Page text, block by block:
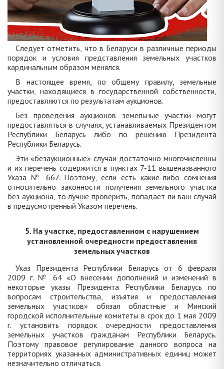
Следует отметить, что в Беларуси в различные периоды
порядок и условия представления земельных участков
кардинальным образом менялся.
В настоящее время, по общему правилу, земельные
участки, находящиеся в государственной собственности,
предоставляются по результатам аукционов.
Без проведения аукционов земельные участки могут
предоставляться в случаях, устанавливаемых Президентом
Республики Беларусь либо по решению Президента
Республики Беларусь.
Эти «безаукционные» случаи достаточно многочисленны
и их перечень содержится в пунктах 7-11 вышеназванного
Указа № 667. Поэтому, если есть какие-либо сомнения
относительно законности получения земельного участка
без аукциона, то лучше проверить, попадает ли ваш случай
в предусмотренный Указом перечень.
5. На участке, предоставленном с нарушением
установленной очередности предоставления
земельных участков
Указ Президента Республики Беларусь от 6 февраля
2009 г. № 64 «О внесении дополнений и изменений в
некоторые указы Президента Республики Беларусь по
вопросам строительства, изъятия и предоставления
земельных участков» обязал областные и Минский
городской исполнительные комитеты в срок до 1 мая 2009
г. установить порядок очередности предоставления
земельных участков гражданам Республики Беларусь.
Поэтому правовое регулирование данного вопроса на
территориях указанных административных единиц может
незначительно отличаться.